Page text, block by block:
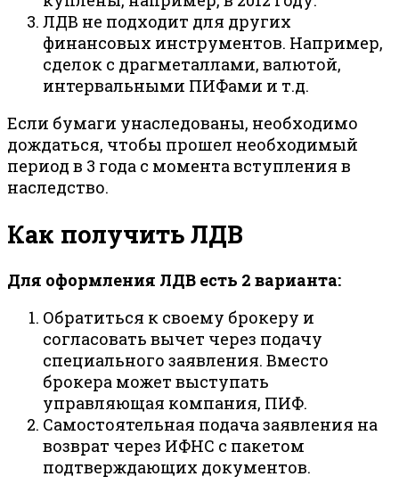
ЛДВ не подходит для других
финансовых инструментов. Например,
сделок с драгметаллами, валютой,
интервальными ПИФами и т.д.
Если бумаги унаследованы, необходимо
дождаться, чтобы прошел необходимый
период в 3 года с момента вступления в
наследство.
Как получить ЛДВ
Для оформления ЛДВ есть 2 варианта:
Обратиться к своему брокеру и
согласовать вычет через подачу
специального заявления. Вместо
брокера может выступать
управляющая компания, ПИФ.
Самостоятельная подача заявления на
возврат через ИФНС с пакетом
подтверждающих документов.